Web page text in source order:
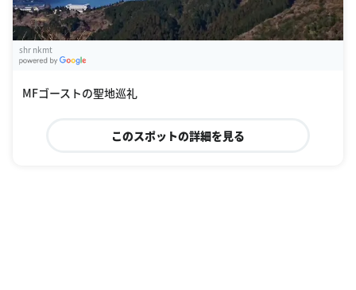
shr nkmt
MFゴーストの聖地巡礼
このスポットの詳細を見る